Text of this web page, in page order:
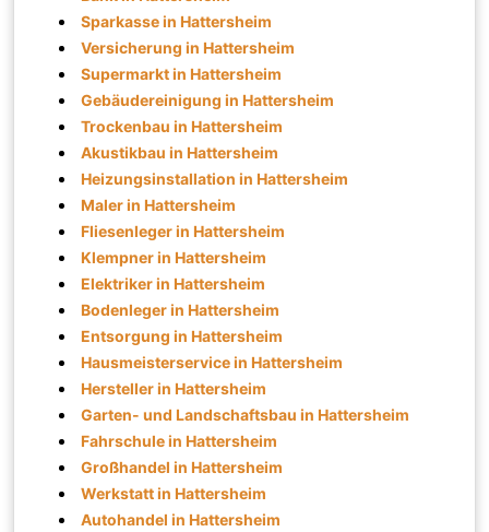
Sparkasse in Hattersheim
Versicherung in Hattersheim
Supermarkt in Hattersheim
Gebäudereinigung in Hattersheim
Trockenbau in Hattersheim
Akustikbau in Hattersheim
Heizungsinstallation in Hattersheim
Maler in Hattersheim
Fliesenleger in Hattersheim
Klempner in Hattersheim
Elektriker in Hattersheim
Bodenleger in Hattersheim
Entsorgung in Hattersheim
Hausmeisterservice in Hattersheim
Hersteller in Hattersheim
Garten- und Landschaftsbau in Hattersheim
Fahrschule in Hattersheim
Großhandel in Hattersheim
Werkstatt in Hattersheim
Autohandel in Hattersheim